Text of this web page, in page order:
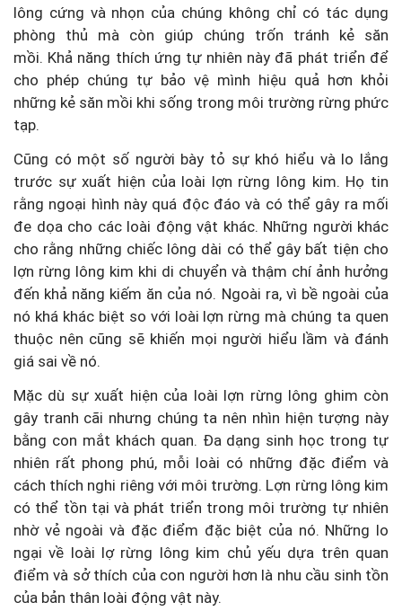
lông cứng và nhọn của chúng không chỉ có tác dụng
phòng thủ mà còn giúp chúng trốn tránh kẻ săn
mồi. Khả năng thích ứng tự nhiên này đã phát triển để
cho phép chúng tự bảo vệ mình hiệu quả hơn khỏi
những kẻ săn mồi khi sống trong môi trường rừng phức
tạp.
Cũng có một số người bày tỏ sự khó hiểu và lo lắng
trước sự xuất hiện của loài lợn rừng lông kim. Họ tin
rằng ngoại hình này quá độc đáo và có thể gây ra mối
đe dọa cho các loài động vật khác. Những người khác
cho rằng những chiếc lông dài có thể gây bất tiện cho
lợn rừng lông kim khi di chuyển và thậm chí ảnh hưởng
đến khả năng kiếm ăn của nó. Ngoài ra, vì bề ngoài của
nó khá khác biệt so với loài lợn rừng mà chúng ta quen
thuộc nên cũng sẽ khiến mọi người hiểu lầm và đánh
giá sai về nó.
Mặc dù sự xuất hiện của loài lợn rừng lông ghim còn
gây tranh cãi nhưng chúng ta nên nhìn hiện tượng này
bằng con mắt khách quan. Đa dạng sinh học trong tự
nhiên rất phong phú, mỗi loài có những đặc điểm và
cách thích nghi riêng với môi trường. Lợn rừng lông kim
có thể tồn tại và phát triển trong môi trường tự nhiên
nhờ vẻ ngoài và đặc điểm đặc biệt của nó. Những lo
ngại về loài lợ rừng lông kim chủ yếu dựa trên quan
điểm và sở thích của con người hơn là nhu cầu sinh tồn
của bản thân loài động vật này.